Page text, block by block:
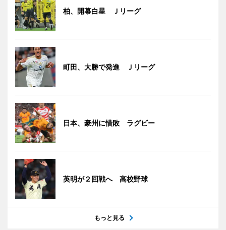
柏、開幕白星 Ｊリーグ
町田、大勝で発進 Ｊリーグ
日本、豪州に惜敗 ラグビー
英明が２回戦へ 高校野球
もっと見る